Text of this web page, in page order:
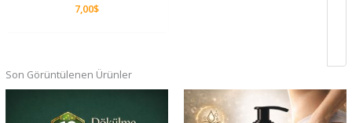
7,00$
Son Görüntülenen Ürünler